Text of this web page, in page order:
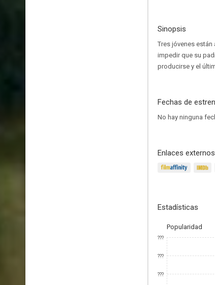
Sinopsis
Tres jóvenes
impedir que su
producirse y el
Fechas de
No hay ninguna
Enlaces externos
Estadísticas
Popularidad
???
???
???